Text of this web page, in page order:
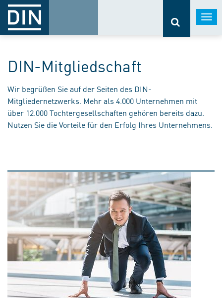
DIN-Mitgliedschaft
Wir begrüßen Sie auf der Seiten des DIN-
Mitgliedernetzwerks. Mehr als 4.000 Unternehmen mit
über 12.000 Tochtergesellschaften gehören bereits dazu.
Nutzen Sie die Vorteile für den Erfolg Ihres Unternehmens.